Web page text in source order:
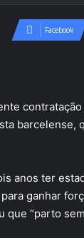
Facebook
anos ter
ganhar
que “parto